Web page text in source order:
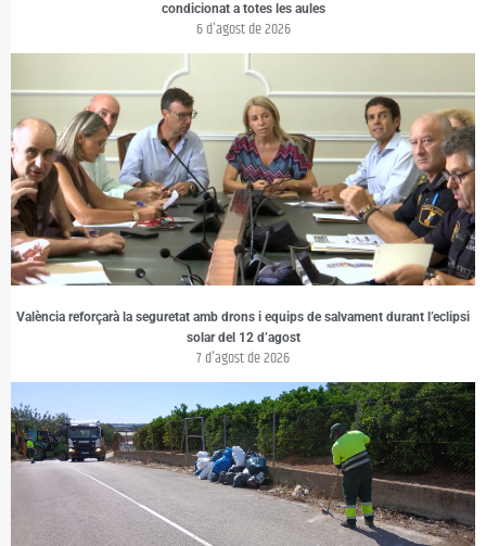
condicionat a totes les aules
6 d'agost de 2026
València reforçarà la seguretat amb drons i equips de salvament durant l’eclipsi
solar del 12 d’agost
7 d'agost de 2026